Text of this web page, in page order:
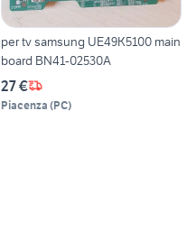
per tv samsung UE49K5100 main
board BN41-02530A
27 €
Piacenza (PC)